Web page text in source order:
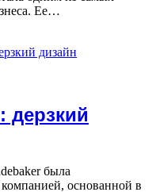
Ее…
дерзкий
была
основанной в